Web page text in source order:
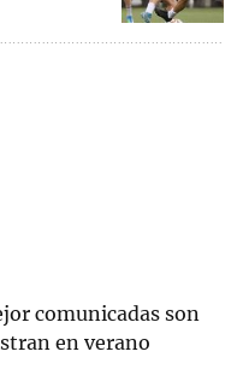
comunicadas son
en verano